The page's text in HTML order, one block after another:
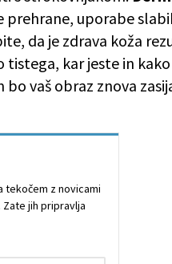
prehrane, uporabe
da je zdrava koža
kar jeste in kako
vaš obraz znova
tekočem z novicami
jih pripravlja